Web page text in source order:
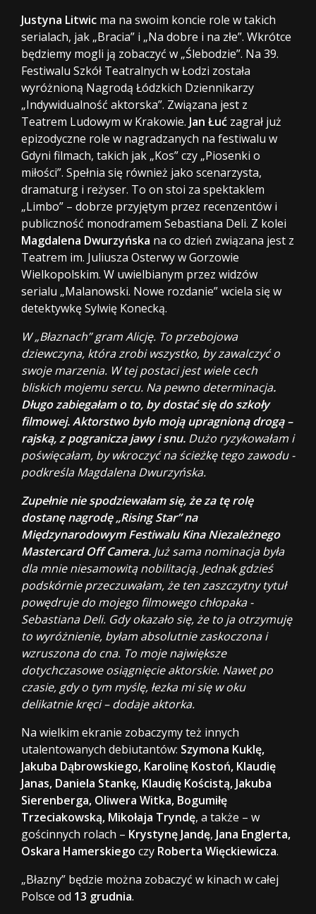
Justyna Litwic ma na swoim koncie role w takich
serialach, jak „Bracia” i „Na dobre i na złe”. Wkrótce
będziemy mogli ją zobaczyć w „Ślebodzie”. Na 39.
Festiwalu Szkół Teatralnych w Łodzi została
wyróżnioną Nagrodą Łódzkich Dziennikarzy
„Indywidualność aktorska”. Związana jest z
Teatrem Ludowym w Krakowie. Jan Łuć zagrał już
epizodyczne role w nagradzanych na festiwalu w
Gdyni filmach, takich jak „Kos” czy „Piosenki o
miłości”. Spełnia się również jako scenarzysta,
dramaturg i reżyser. To on stoi za spektaklem
„Limbo” – dobrze przyjętym przez recenzentów i
publiczność monodramem Sebastiana Deli. Z kolei
Magdalena Dwurzyńska na co dzień związana jest z
Teatrem im. Juliusza Osterwy w Gorzowie
Wielkopolskim. W uwielbianym przez widzów
serialu „Malanowski. Nowe rozdanie” wciela się w
detektywkę Sylwię Konecką.
W „Błaznach” gram Alicję. To przebojowa
dziewczyna, która zrobi wszystko, by zawalczyć o
swoje marzenia. W tej postaci jest wiele cech
bliskich mojemu sercu. Na pewno determinacja.
Długo zabiegałam o to, by dostać się do szkoły
filmowej. Aktorstwo było moją upragnioną drogą –
rajską, z pogranicza jawy i snu. Dużo ryzykowałam i
poświęcałam, by wkroczyć na ścieżkę tego zawodu -
podkreśla Magdalena Dwurzyńska.
Zupełnie nie spodziewałam się, że za tę rolę
dostanę nagrodę „Rising Star” na
Międzynarodowym Festiwalu Kina Niezależnego
Mastercard Off Camera. Już sama nominacja była
dla mnie niesamowitą nobilitacją. Jednak gdzieś
podskórnie przeczuwałam, że ten zaszczytny tytuł
powędruje do mojego filmowego chłopaka -
Sebastiana Deli. Gdy okazało się, że to ja otrzymuję
to wyróżnienie, byłam absolutnie zaskoczona i
wzruszona do cna. To moje największe
dotychczasowe osiągnięcie aktorskie. Nawet po
czasie, gdy o tym myślę, łezka mi się w oku
delikatnie kręci – dodaje aktorka.
Na wielkim ekranie zobaczymy też innych
utalentowanych debiutantów: Szymona Kuklę,
Jakuba Dąbrowskiego, Karolinę Kostoń, Klaudię
Janas, Daniela Stankę, Klaudię Kościstą, Jakuba
Sierenberga, Oliwera Witka, Bogumiłę
Trzeciakowską, Mikołaja Tryndę, a także – w
gościnnych rolach – Krystynę Jandę, Jana Englerta,
Oskara Hamerskiego czy Roberta Więckiewicza.
„Błazny” będzie można zobaczyć w kinach w całej
Polsce od 13 grudnia.